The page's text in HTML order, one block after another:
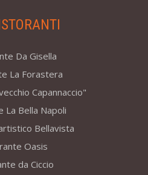
Da Gisella
La Forastera
Capannaccio"
La Bella Napoli
Bellavista
Oasis
da Ciccio